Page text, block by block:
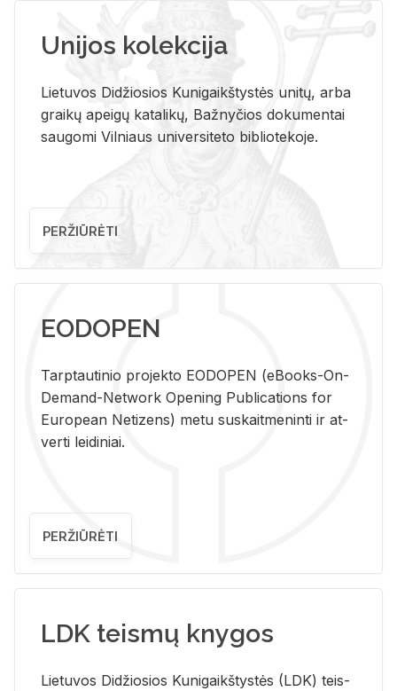
Unijos kolekcija
Lietuvos Didžiosios Kunigaikštystės unitų, arba
graikų apeigų katalikų, Bažnyčios dokumentai
saugomi Vilniaus universiteto bibliotekoje.
PERŽIŪRĖTI
EODOPEN
Tarp­tau­ti­nio pro­jek­to EO­DO­PEN (eBo­oks-On-
De­mand-Ne­twork Ope­ning Pub­li­ca­tions for
Eu­ro­pe­an Ne­ti­zens) metu su­skait­me­nin­ti ir at­
ver­ti lei­di­niai.
PERŽIŪRĖTI
LDK teismų knygos
Lie­tu­vos Di­džio­sios Ku­ni­gaikš­tys­tės (LDK) teis­